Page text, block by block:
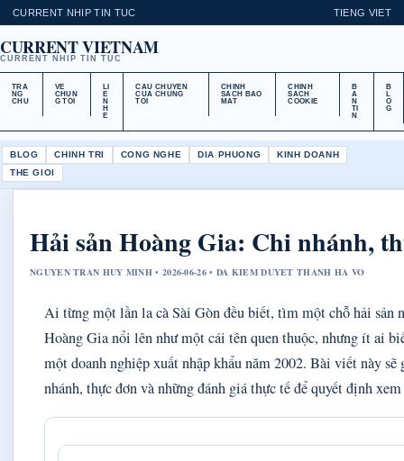
CURRENT NHIP TIN TUC TIENG VIET
CURRENT VIETNAM
CURRENT NHIP TIN TUC
TRA
NG
CHU
VE
CHUN
G TOI
LI
E
N
H
E
CAU CHUYEN
CUA CHUNG
TOI
CHINH
SACH BAO
MAT
CHINH
SACH
COOKIE
B
A
N
TI
N
B
L
O
G
BLOG CHINH TRI CONG NGHE DIA PHUONG
KINH DOANH
THE GIOI
Hải sản Hoàng Gia: Chi nhánh,
NGUYEN TRAN HUY MINH • 2026-06-26 • DA KIEM DUYET THANH HA VO
Ai từng một lần la cà Sài Gòn đều biết, tìm một chỗ hải sản
Hoàng Gia nổi lên như một cái tên quen thuộc, nhưng ít ai
một doanh nghiệp xuất nhập khẩu năm 2002. Bài viết này
nhánh, thực đơn và những đánh giá thực tế để quyết định